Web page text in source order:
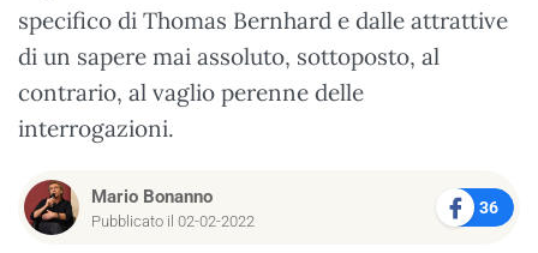
specifico di Thomas Bernhard e dalle attrattive
di un sapere mai assoluto, sottoposto, al
contrario, al vaglio perenne delle
interrogazioni.
Mario Bonanno
Pubblicato il 02-02-2022
36